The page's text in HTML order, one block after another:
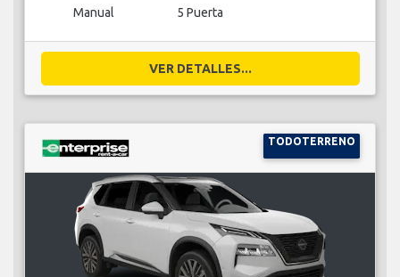
Manual 5 Puerta
VER DETALLES...
TODOTERRENO